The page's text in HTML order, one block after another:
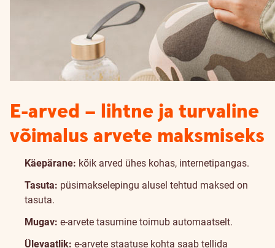
E-arved – lihtne ja turvaline
võimalus arvete maksmiseks
Käepärane: kõik arved ühes kohas, internetipangas.
Tasuta: püsimakselepingu alusel tehtud maksed on
tasuta.
Mugav: e-arvete tasumine toimub automaatselt.
Ülevaatlik: e-arvete staatuse kohta saab tellida